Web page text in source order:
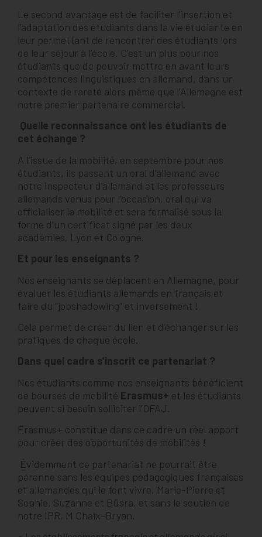
Le second avantage est de faciliter l’insertion et
l’adaptation des étudiants dans la vie étudiante en
leur permettant de rencontrer des étudiants lors
de leur séjour à l’école. C’est un plus pour nos
étudiants que de pouvoir mettre en avant leurs
compétences linguistiques en allemand, dans un
contexte de rareté alors même que l’Allemagne est
notre premier partenaire commercial.
Quelle reconnaissance ont les étudiants de
cet échange ?
A l’issue de la mobilité, en septembre pour nos
étudiants, ils passent un oral d’allemand avec
notre inspecteur d’allemand et les professeurs
allemands venus pour l’occasion, oral qui va
officialiser la mobilité et sera formalisé sous la
forme d’un certificat signé par les deux
académies, Lyon et Cologne.
Et pour les enseignants ?
Nos enseignants se déplacent en Allemagne, pour
évaluer les étudiants allemands en français et
faire du “jobshadowing” et inversement !
Cela permet de créer du lien et d’échanger sur les
pratiques de chaque école.
Dans quel cadre s’inscrit ce partenariat ?
Nos étudiants comme nos enseignants bénéficient
de bourses de mobilité Erasmus+ et les étudiants
peuvent si besoin solliciter l’OFAJ.
Erasmus+ constitue dans ce cadre un réel apport
pour créer des opportunités de mobilités !
Évidemment ce partenariat ne pourrait être
pérenne sans les équipes pédagogiques françaises
et allemandes qui le font vivre, Marie-Pierre et
Sophie, Suzanne et Büsra, et sans le soutien de
notre IPR, M Chaix-Bryan.